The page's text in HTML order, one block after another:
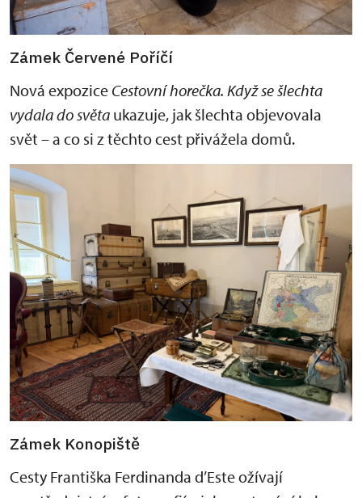
Zámek Červené Poříčí
Nová expozice Cestovní horečka. Když se šlechta
vydala do světa ukazuje, jak šlechta objevovala
svět – a co si z těchto cest přivážela domů.
Zámek Konopiště
Cesty Františka Ferdinanda d’Este ožívají